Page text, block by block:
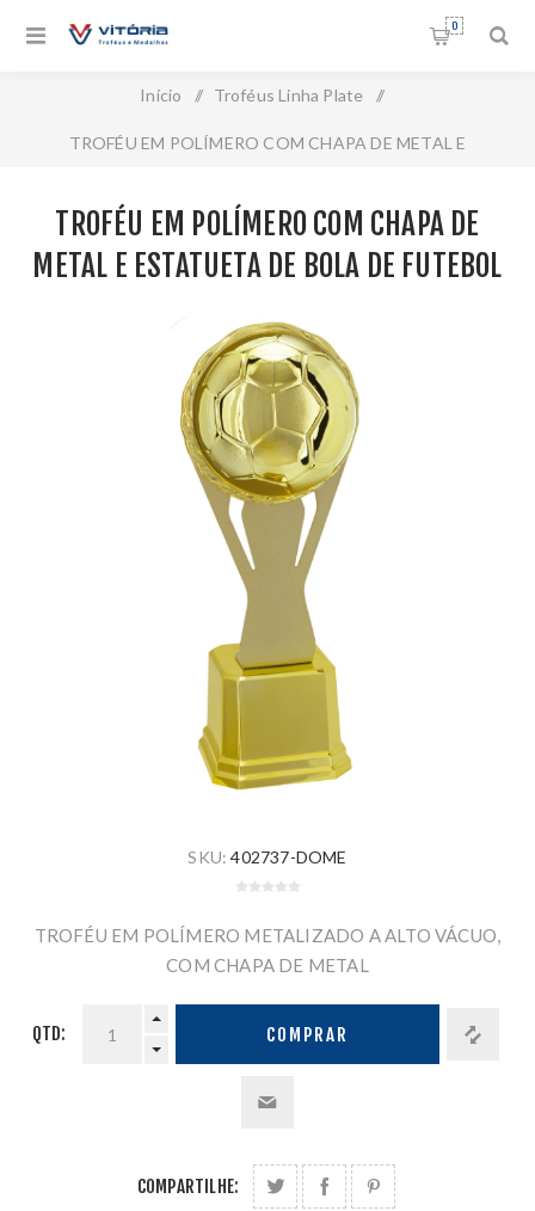
0
Início / Troféus Linha Plate /
TROFÉU EM POLÍMERO COM CHAPA DE METAL E
TROFÉU EM POLÍMERO COM CHAPA DE
METAL E ESTATUETA DE BOLA DE FUTEBOL
SKU: 402737-DOME
TROFÉU EM POLÍMERO METALIZADO A ALTO VÁCUO,
COM CHAPA DE METAL
QTD: COMPRAR
COMPARTILHE: